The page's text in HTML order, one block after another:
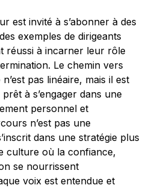
est invité à s’abonner à des
exemples de dirigeants
réussi à incarner leur rôle
Le chemin vers
pas linéaire, mais il est
à s’engager dans une
personnel et
n’est pas une
dans une stratégie plus
culture où la confiance,
se nourrissent
voix est entendue et